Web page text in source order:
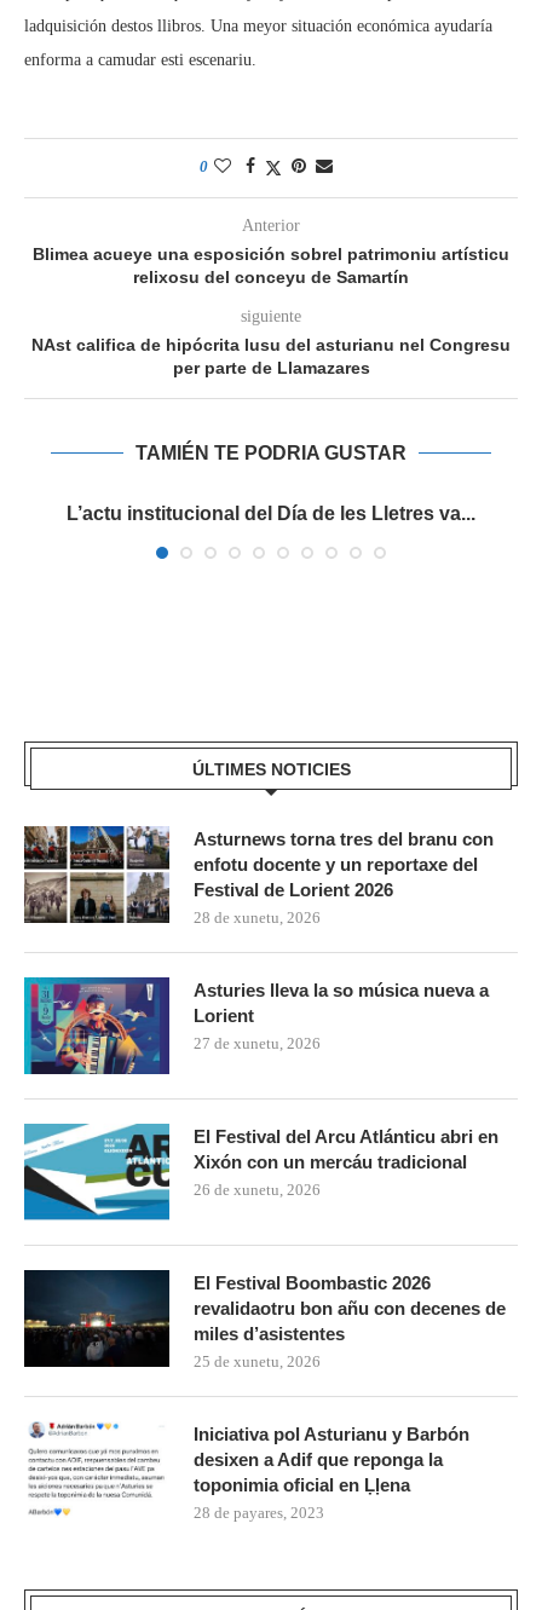
ladquisición destos llibros. Una meyor situación económica ayudaría
enforma a camudar esti escenariu.
0
Anterior
Blimea acueye una esposición sobrel patrimoniu artísticu
relixosu del conceyu de Samartín
siguiente
NAst califica de hipócrita lusu del asturianu nel Congresu
per parte de Llamazares
TAMIÉN TE PODRIA GUSTAR
L’actu institucional del Día de les Lletres va...
ÚLTIMES NOTICIES
Asturnews torna tres del branu con
enfotu docente y un reportaxe del
Festival de Lorient 2026
28 de xunetu, 2026
Asturies lleva la so música nueva a
Lorient
27 de xunetu, 2026
El Festival del Arcu Atlánticu abri en
Xixón con un mercáu tradicional
26 de xunetu, 2026
El Festival Boombastic 2026
revalidaotru bon añu con decenes de
miles d’asistentes
25 de xunetu, 2026
Iniciativa pol Asturianu y Barbón
desixen a Adif que reponga la
toponimia oficial en Ḷḷena
28 de payares, 2023